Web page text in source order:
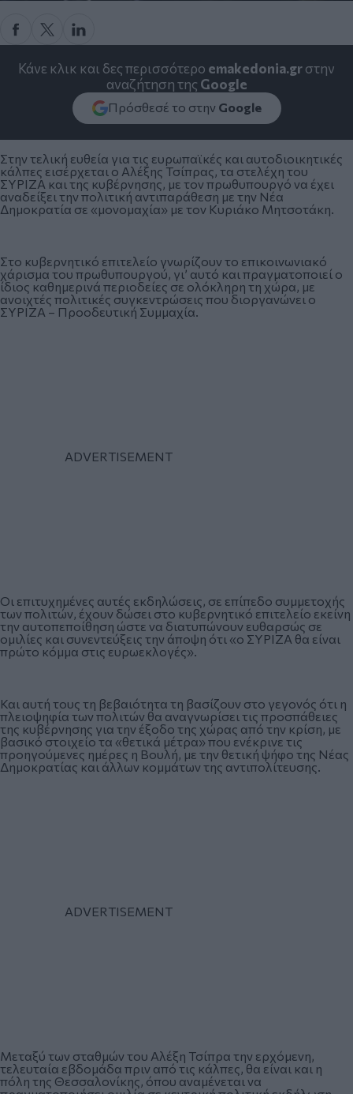
Κάνε κλικ και δες περισσότερο emakedonia.grστην
αναζήτηση της Google
Πρόσθεσέ το στην Google
Στην τελική ευθεία για τις ευρωπαϊκές και αυτοδιοικητικές
κάλπες εισέρχεται ο Αλέξης Τσίπρας, τα στελέχη του
ΣΥΡΙΖΑ και της κυβέρνησης, με τον πρωθυπουργό να έχει
αναδείξει την πολιτική αντιπαράθεση με την Νέα
Δημοκρατία σε «μονομαχία» με τον Κυριάκο Μητσοτάκη.
Στο κυβερνητικό επιτελείο γνωρίζουν το επικοινωνιακό
χάρισμα του πρωθυπουργού, γι’ αυτό και πραγματοποιεί ο
ίδιος καθημερινά περιοδείες σε ολόκληρη τη χώρα, με
ανοιχτές πολιτικές συγκεντρώσεις που διοργανώνει ο
ΣΥΡΙΖΑ – Προοδευτική Συμμαχία.
Οι επιτυχημένες αυτές εκδηλώσεις, σε επίπεδο συμμετοχής
των πολιτών, έχουν δώσει στο κυβερνητικό επιτελείο εκείνη
την αυτοπεποίθηση ώστε να διατυπώνουν ευθαρσώς σε
ομιλίες και συνεντεύξεις την άποψη ότι «ο ΣΥΡΙΖΑ θα είναι
πρώτο κόμμα στις ευρωεκλογές».
Και αυτή τους τη βεβαιότητα τη βασίζουν στο γεγονός ότι η
πλειοψηφία των πολιτών θα αναγνωρίσει τις προσπάθειες
της κυβέρνησης για την έξοδο της χώρας από την κρίση, με
βασικό στοιχείο τα «θετικά μέτρα» που ενέκρινε τις
προηγούμενες ημέρες η Βουλή, με την θετική ψήφο της Νέας
Δημοκρατίας και άλλων κομμάτων της αντιπολίτευσης.
Μεταξύ των σταθμών του Αλέξη Τσίπρα την ερχόμενη,
τελευταία εβδομάδα πριν από τις κάλπες, θα είναι και η
πόλη της Θεσσαλονίκης, όπου αναμένεται να